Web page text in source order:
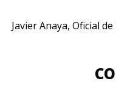
Javier Anaya, Oficial